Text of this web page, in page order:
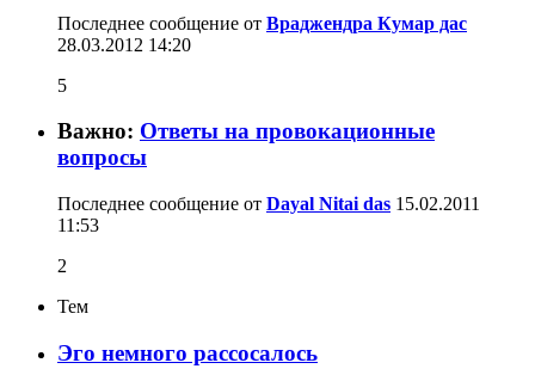
Последнее сообщение от Враджендра Кумар дас
28.03.2012 14:20
5
Важно: Ответы на провокационные
вопросы
Последнее сообщение от Dayal Nitai das 15.02.2011
11:53
2
Тем
Эго немного рассосалось